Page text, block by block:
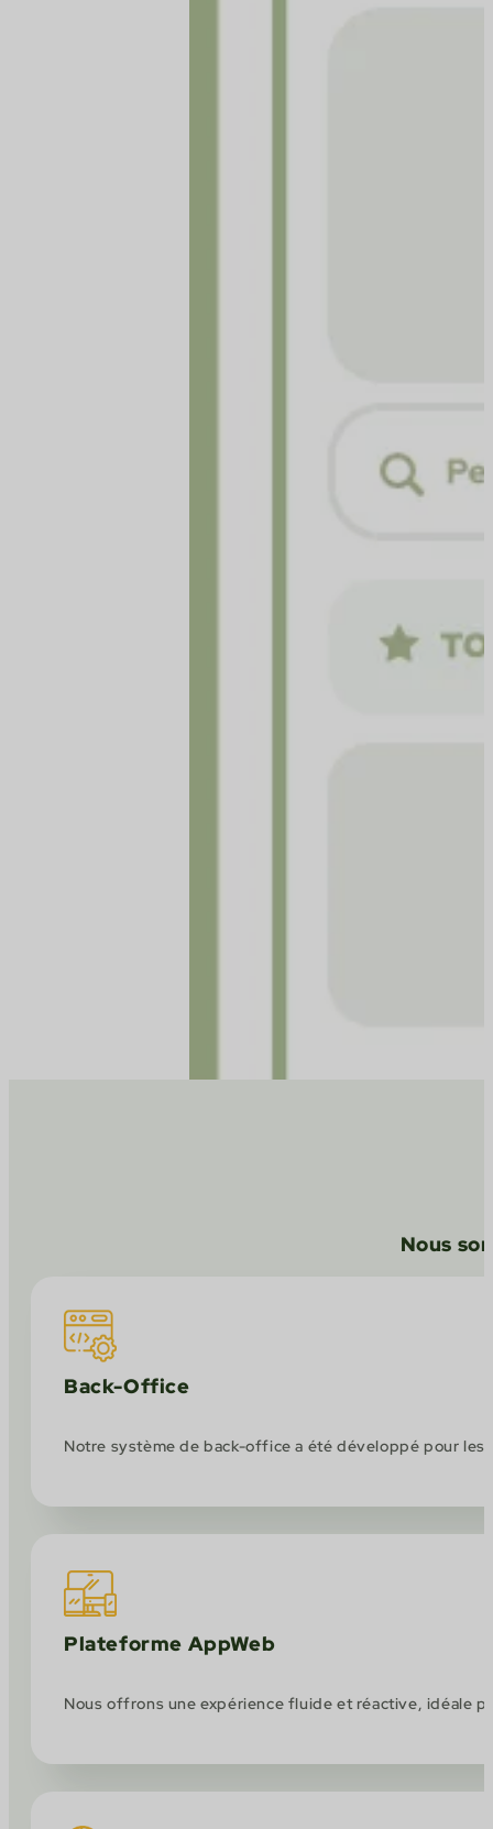
Nous
Back-Office
Notre système de back-office a été développé pour
Plateforme AppWeb
Nous offrons une expérience fluide et réactive, idéale